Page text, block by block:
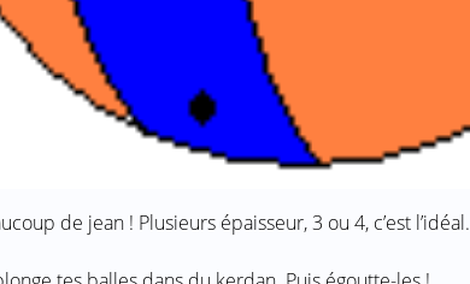
de jean ! Plusieurs épaisseur, 3 ou 4, c’est l’idéal.